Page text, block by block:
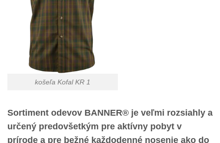
košeľa Kofal KR 1
Sortiment odevov BANNER® je veľmi rozsiahly a
určený predovšetkým pre aktívny pobyt v
prírode a pre bežné každodenné nosenie ako do